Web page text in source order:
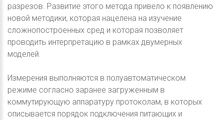
разрезов. Развитие этого метода привело к появлению
новой методики, которая нацелена на изучение
сложнопостроенных сред и которая позволяет
проводить интерпретацию в рамках двумерных
моделей.
Измерения выполняются в полуавтоматическом
режиме согласно заранее загруженным в
коммутирующую аппаратуру протоколам, в которых
описывается порядок подключения питающих и